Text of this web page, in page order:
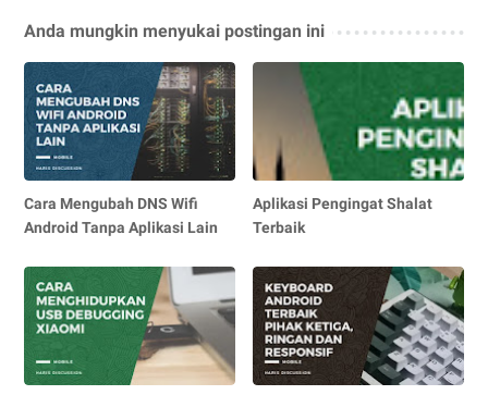
Anda mungkin menyukai postingan ini
Cara Mengubah DNS Wifi
Android Tanpa Aplikasi Lain
Aplikasi Pengingat Shalat
Terbaik